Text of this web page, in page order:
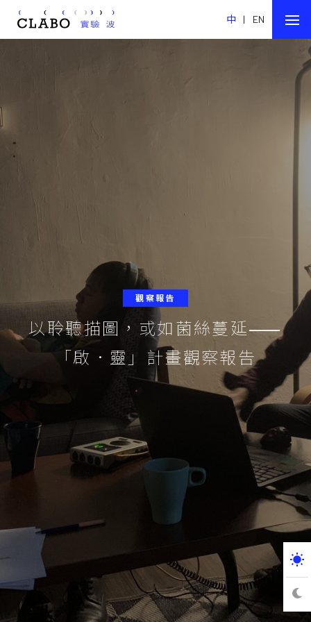
中 | EN
觀察報告
以聆聽描圖，或如菌絲蔓延⸺
「啟．靈」計畫觀察報告